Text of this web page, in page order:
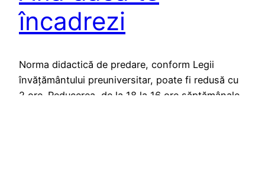
încadrezi
Norma didactică de predare, conform Legii
învățământului preuniversitar, poate fi redusă cu
2 ore. Reducerea, de la 18 la 16 ore săptămânale